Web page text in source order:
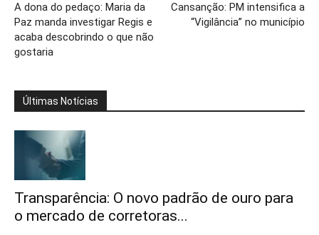
A dona do pedaço: Maria da
Paz manda investigar Regis e
acaba descobrindo o que não
gostaria
Cansanção: PM intensifica a
“Vigilância” no município
Últimas Notícias
Transparência: O novo padrão de ouro para
o mercado de corretoras...